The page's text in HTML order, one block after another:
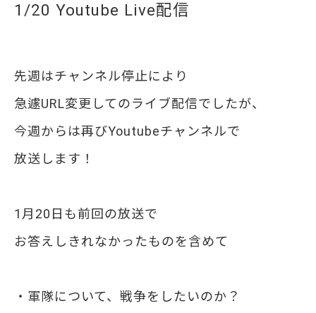
1/20 Youtube Live配信
先週はチャンネル停止により
急遽URL変更してのライブ配信でしたが、
今週からは再びYoutubeチャンネルで
放送します！
1月20日も前回の放送で
お答えしきれなかったものを含めて
・軍隊について、戦争をしたいのか？